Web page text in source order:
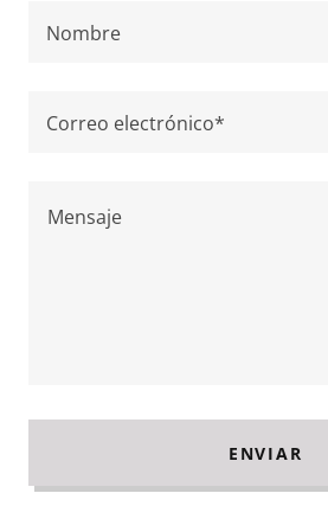
Nombre
Correo electrónico*
ENVIAR